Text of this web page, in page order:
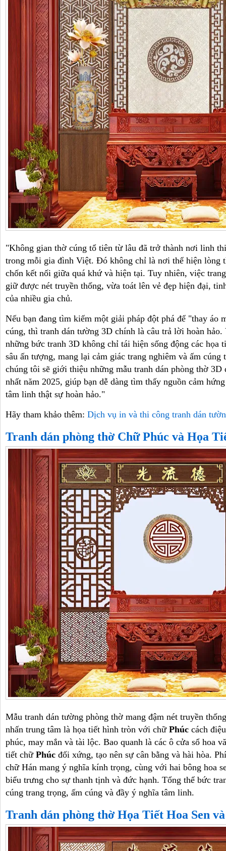
"Không gian thờ cúng tổ tiên từ lâu đã trở thành nơi linh
trong mỗi gia đình Việt. Đó không chỉ là nơi thể hiện lòng
chốn kết nối giữa quá khứ và hiện tại. Tuy nhiên, việc
giữ được nét truyền thống, vừa toát lên vẻ đẹp hiện đại,
của nhiều gia chủ.
Nếu bạn đang tìm kiếm một giải pháp đột phá để "thay áo
cúng, thì tranh dán tường 3D chính là câu trả lời hoàn
những bức tranh 3D không chỉ tái hiện sống động các họa
sâu ấn tượng, mang lại cảm giác trang nghiêm và ấm
chúng tôi sẽ giới thiệu những mẫu tranh dán phòng thờ 3D
nhất năm 2025, giúp bạn dễ dàng tìm thấy nguồn cảm
tâm linh thật sự hoàn hảo."
Hãy tham khảo thêm: Dịch vụ in và thi công tranh dán
Tranh dán phòng thờ Chữ Phúc và Họa
Mẫu tranh dán tường phòng thờ mang đậm nét truyền
nhấn trung tâm là họa tiết hình tròn với chữ Phúc cách
phúc, may mắn và tài lộc. Bao quanh là các ô cửa sổ hoa
tiết chữ Phúc đối xứng, tạo nên sự cân bằng và hài hòa.
chữ Hán mang ý nghĩa kính trọng, cùng với hai bông hoa
biểu trưng cho sự thanh tịnh và đức hạnh. Tổng thể bức
cúng trang trọng, ấm cúng và đầy ý nghĩa tâm linh.
Tranh dán phòng thờ Họa Tiết Hoa Sen